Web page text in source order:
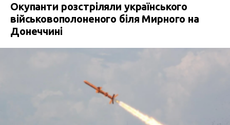
Окупанти розстріляли українського
військовополоненого біля Мирного на
Донеччині